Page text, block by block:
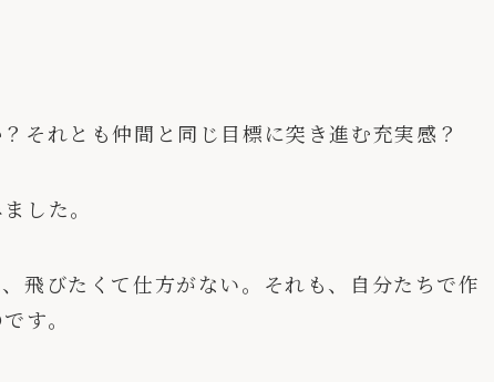
それとも仲間と同じ目標に突き進む充実感？
した。
飛びたくて仕方がない。それも、自分たちで作
す。